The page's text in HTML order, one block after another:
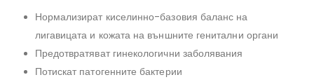
Нормализират киселинно-базовия баланс на
лигавицата и кожата на външните генитални органи
Предотвратяват гинекологични заболявания
Потискат патогенните бактерии